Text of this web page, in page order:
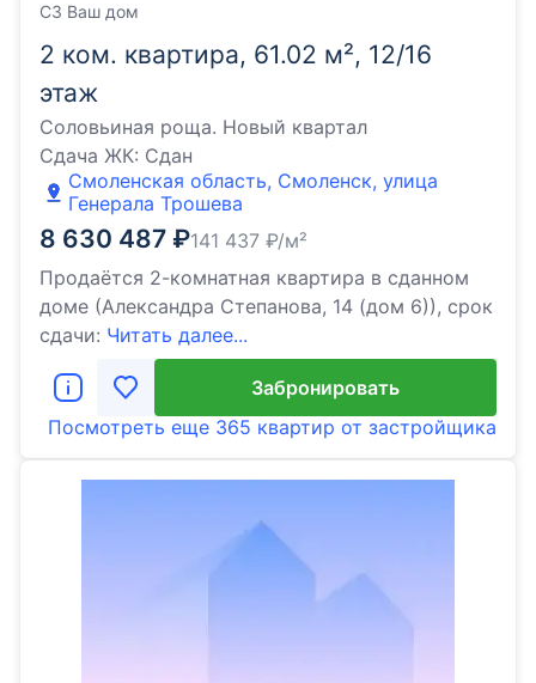
2 ком. квартира, 61.02 м², 12/16
этаж
Соловьиная роща. Новый квартал
Сдача ЖК: Сдан
Смоленская область, Смоленск, улица
Генерала Трошева
8 630 487 ₽141 437 ₽/м²
Продаётся 2-комнатная квартира в сданном
доме (Александра Степанова, 14 (дом 6)), срок
сдачи: Читать далее...
СЗ Ваш дом
Забронировать
Посмотреть еще 365 квартир от застройщика